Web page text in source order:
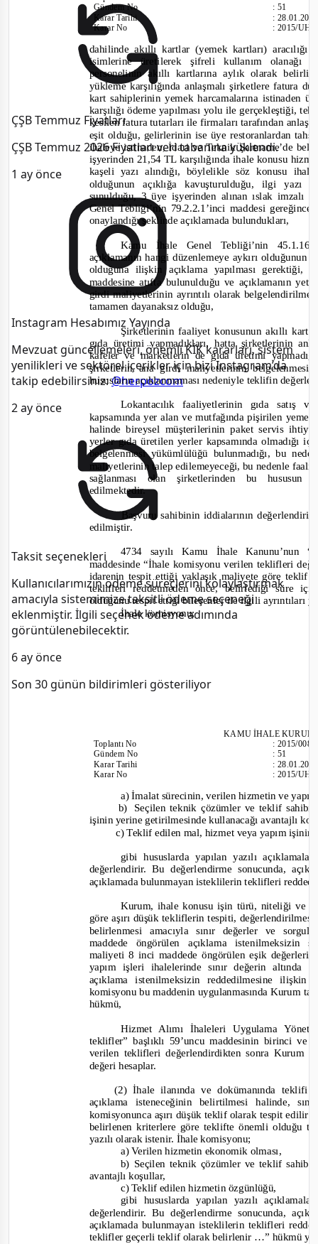
ÇŞB Temmuz Fiyatları
ÇŞB Temmuz 2026 Fiyatları veri tabanına yüklendi.
1 ay önce
Instagram Hesabımız Yayında
Mevzuat güncellemeleri, önemli KİK kararları, sistem
yenilikleri ve sektörel içerikler için bizi Instagram’da
takip edebilirsiniz:@herpozcom
2 ay önce
Taksit seçenekleri
Kullanıcılarımızın ödeme süreçlerini kolaylaştırmak
amacıyla sistemimize taksitli ödeme seçeneği
eklenmiştir. İlgili seçenek ödeme adımında
görüntülenebilecektir.
6 ay önce
Son 30 günün bildirimleri gösteriliyor
Gündem No
Karar Tarihi
Karar No
:51
:
:2015/
dahilinde akıllıkartlar (yemek kartları)
isimlerine üretilerek şifreli kullanım olanağı
personelinin akıllı kartlarına aylık olarak
yükleme karşılığında anlaşmalı şirketlere fatura
kart sahiplerinin yemek harcamalarına istinaden
karşılığı ödeme yapılması yolu ile gerçekleştiği,
kesilen fatura tutarları ile firmaları tarafından
eşit olduğu, gelirlerinin ise üye restoranlardan
ihaleye istinaden, İdari ve Teknik Şartname’de
işyerinden 21,54 TL karşılığında ihale konusu
kaşeli yazı alındığı, böylelikle söz konusu ihale
olduğunun açıklığa kavuşturulduğu, ilgi yazı
sunulduğu, 3 üye işyerinden alınan ıslak
Genel Tebliği’nin 79.2.2.1 ’inci maddesi
onaylandığı şeklinde açıklamada bulundukları,
Kamu İhale Genel Tebliği’nin 45.1.16
açıklamanın hangi düzenlemeye aykırı olduğunun
olduğuna ilişkin açıklama yapılması
maddesine atıfta bulunulduğu ve açıklamanın
girdi maliyetlerinin ayrıntılı olarak
tamamen dayanaksız olduğu,
Şirketlerinin faaliyet konusunun akıllı kart
gıda üretimi yapmadıkları, hatta şirketlerinin
kafeler ve marketlerin de gıda üretimi
şirketlerin ana girdi maliyetlerinin
hususların açıklanmaması nedeniyle teklifin
Lokantacılık faaliyetlerinin gıda
kapsamında yer alan ve mutfağında pişirilen
halinde bireysel müşterilerinin paket servis
yerler gıda üretilen yerler kapsamında
belgelenmesi yükümlülüğü bulunmadığı, bu
maliyetlerinin talep edilemeyeceği, bu nedenle
sağlanması olan şirketlerinden bu hususun
edilmektedir.
Başvuru sahibinin iddialarının
edilmiştir.
4734 sayılı Kamu İhale Kanunu’nun
maddesinde“İhale komisyonu verilen teklifleri
idarenin tespit ettiği yaklaşık maliyete göre teklif
teklifleri reddetmeden önce, belirlediği süre
olduğunu tespit ettiği bileşenler ile ilgili ayrıntıları
İhale komisyonu;
KAMU İHALE
ToplantıNo
Gündem No
Karar Tarihi
Karar No
:2015/008
:51
:
:2015/
a)İmalat sürecinin, verilen hizmetin ve
b) Seçilen teknik çözümler ve teklif
işinin yerine getirilmesinde kullanacağı avantajlı
c) Teklif edilen mal, hizmet veya yapım
gibi hususlarda yapılan yazılı
değerlendirir. Bu değerlendirme sonucunda,
açıklamada bulunmayan isteklilerin teklifleri
Kurum, ihale konusu işin türü, niteliği ve
göre aşırı düşük tekliflerin tespiti,
belirlenmesi amacıyla sınır değerler ve
maddede öngörülen açıklama istenilmeksizin
maliyeti 8 inci maddede öngörülen eşik
yapım işleri ihalelerinde sınır değerin
açıklama istenilmeksizin reddedilmesine
komisyonu bu maddenin uygulanmasında Kurum
hükmü,
Hizmet Alımı İhaleleri Uygulama
teklifler” başlıklı 59’uncu maddesinin birinci ve
verilen teklifleri değerlendirdikten sonra Kurum
değeri hesaplar.
(2) İhale ilanında ve dokümanında teklifi
açıklama isteneceğinin belirtilmesi halinde,
komisyonunca aşırı düşük teklif olarak tespit
belirlenen kriterlere göre teklifte önemli olduğu
yazılı olarak istenir. İhale komisyonu;
a) Verilen hizmetin ekonomik olması,
b) Seçilen teknik çözümler ve teklif
avantajlı koşullar,
c) Teklif edilen hizmetin özgünlüğü,
gibi hususlardayapılan yazılı
değerlendirir. Bu değerlendirme sonucunda,
açıklamada bulunmayan isteklilerin teklifleri
teklifler geçerli teklif olarak belirlenir …” hükmü